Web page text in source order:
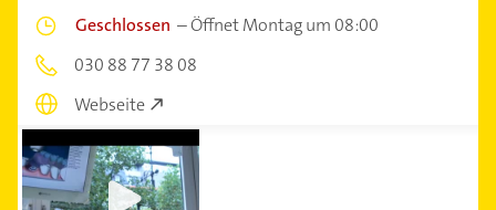
Geschlossen –Öffnet Montag um 08:00
030 88 77 38 08
Webseite